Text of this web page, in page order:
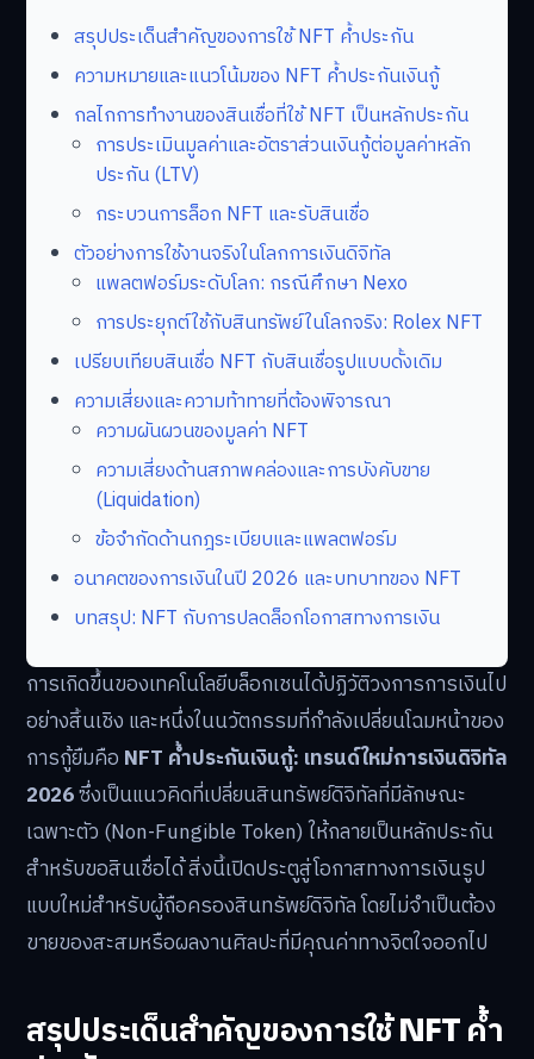
สรุปประเด็นสำคัญของการใช้ NFT ค้ำประกัน
ความหมายและแนวโน้มของ NFT ค้ำประกันเงินกู้
กลไกการทำงานของสินเชื่อที่ใช้ NFT เป็นหลักประกัน
การประเมินมูลค่าและอัตราส่วนเงินกู้ต่อมูลค่าหลัก
ประกัน (LTV)
กระบวนการล็อก NFT และรับสินเชื่อ
ตัวอย่างการใช้งานจริงในโลกการเงินดิจิทัล
แพลตฟอร์มระดับโลก: กรณีศึกษา Nexo
การประยุกต์ใช้กับสินทรัพย์ในโลกจริง: Rolex NFT
เปรียบเทียบสินเชื่อ NFT กับสินเชื่อรูปแบบดั้งเดิม
ความเสี่ยงและความท้าทายที่ต้องพิจารณา
ความผันผวนของมูลค่า NFT
ความเสี่ยงด้านสภาพคล่องและการบังคับขาย
(Liquidation)
ข้อจำกัดด้านกฎระเบียบและแพลตฟอร์ม
อนาคตของการเงินในปี 2026 และบทบาทของ NFT
บทสรุป: NFT กับการปลดล็อกโอกาสทางการเงิน
การเกิดขึ้นของเทคโนโลยีบล็อกเชนได้ปฏิวัติวงการการเงินไป
อย่างสิ้นเชิง และหนึ่งในนวัตกรรมที่กำลังเปลี่ยนโฉมหน้าของ
การกู้ยืมคือ NFT ค้ำประกันเงินกู้: เทรนด์ใหม่การเงินดิจิทัล
2026ซึ่งเป็นแนวคิดที่เปลี่ยนสินทรัพย์ดิจิทัลที่มีลักษณะ
เฉพาะตัว (Non-Fungible Token) ให้กลายเป็นหลักประกัน
สำหรับขอสินเชื่อได้ สิ่งนี้เปิดประตูสู่โอกาสทางการเงินรูป
แบบใหม่สำหรับผู้ถือครองสินทรัพย์ดิจิทัล โดยไม่จำเป็นต้อง
ขายของสะสมหรือผลงานศิลปะที่มีคุณค่าทางจิตใจออกไป
สรุปประเด็นสำคัญของการใช้ NFT ค้ำ